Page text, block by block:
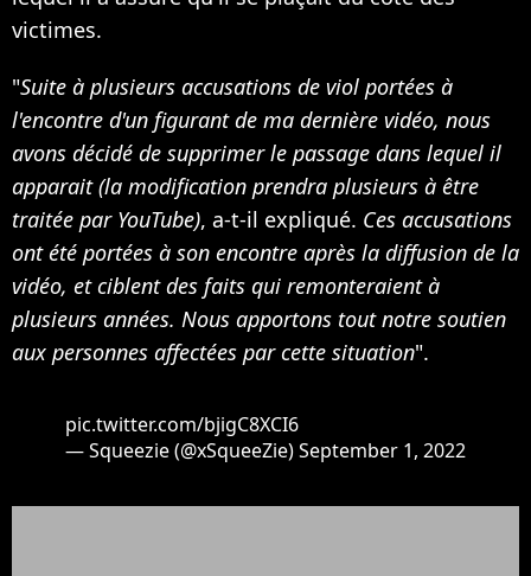
victimes.
"Suite à plusieurs accusations de viol portées à
l'encontre d'un figurant de ma dernière vidéo, nous
avons décidé de supprimer le passage dans lequel il
apparait (la modification prendra plusieurs à être
traitée par YouTube), a-t-il expliqué. Ces accusations
ont été portées à son encontre après la diffusion de la
vidéo, et ciblent des faits qui remonteraient à
plusieurs années. Nous apportons tout notre soutien
aux personnes affectées par cette situation".
pic.twitter.com/bjigC8XCI6
— Squeezie (@xSqueeZie)September 1, 2022